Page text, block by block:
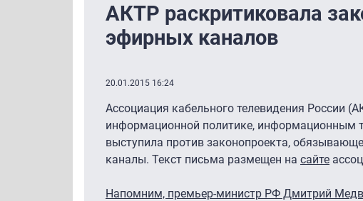
АКТР раскритиковала
эфирных каналов
20.01.2015 16:24
Ассоциация кабельного телевидения России
информационной политике, информационным
выступила против законопроекта,
каналы. Текст письма размещен на сайте
Напомним, премьер-министр РФ Дмитрий